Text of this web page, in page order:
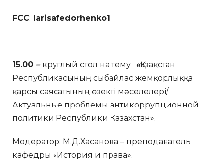
FCC: larisafedorhenko1
15.00 – круглый стол на тему «Қазақстан
Республикасының сыбайлас жемқорлыққа
қарсы саясатының өзекті мәселелері/
Актуальные проблемы антикоррупционной
политики Республики Казахстан».
Модератор: М.Д.Хасанова – преподаватель
кафедры «История и права».